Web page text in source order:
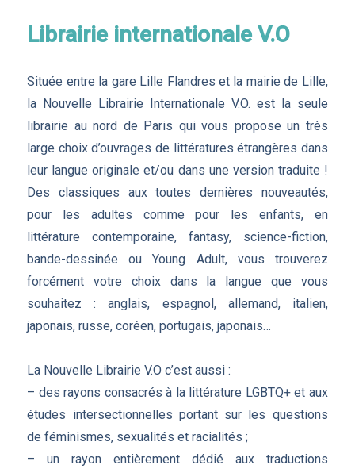
Librairie internationale V.O
Située entre la gare Lille Flandres et la mairie de Lille,
la Nouvelle Librairie Internationale V.O. est la seule
librairie au nord de Paris qui vous propose un très
large choix d’ouvrages de littératures étrangères dans
leur langue originale et/ou dans une version traduite !
Des classiques aux toutes dernières nouveautés,
pour les adultes comme pour les enfants, en
littérature contemporaine, fantasy, science-fiction,
bande-dessinée ou Young Adult, vous trouverez
forcément votre choix dans la langue que vous
souhaitez : anglais, espagnol, allemand, italien,
japonais, russe, coréen, portugais, japonais…
La Nouvelle Librairie V.O c’est aussi :
– des rayons consacrés à la littérature LGBTQ+ et aux
études intersectionnelles portant sur les questions
de féminismes, sexualités et racialités ;
– un rayon entièrement dédié aux traductions